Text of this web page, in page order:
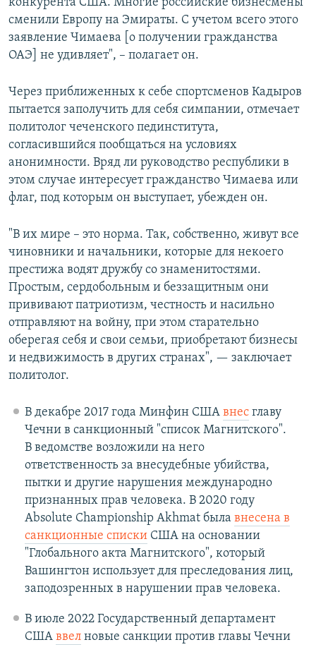
сменили Европу на Эмираты. С учетом всего этого
заявление Чимаева [о получении гражданства
ОАЭ] не удивляет", – полагает он.
Через приближенных к себе спортсменов Кадыров
пытается заполучить для себя симпании, отмечает
политолог чеченского пединститута,
согласившийся пообщаться на условиях
анонимности. Вряд ли руководство республики в
этом случае интересует гражданство Чимаева или
флаг, под которым он выступает, убежден он.
"В их мире – это норма. Так, собственно, живут все
чиновники и начальники, которые для некоего
престижа водят дружбу со знаменитостями.
Простым, сердобольным и беззащитным они
прививают патриотизм, честность и насильно
отправляют на войну, при этом старательно
оберегая себя и свои семьи, приобретают бизнесы
и недвижимость в других странах", — заключает
политолог.
В декабре 2017 года Минфин США внесглаву
Чечни в санкционный "список Магнитского".
В ведомстве возложили на него
ответственность за внесудебные убийства,
пытки и другие нарушения международно
признанных прав человека. В 2020 году
Absolute Championship Akhmat была внесена в
санкционные спискиСША на основании
"Глобального акта Магнитского", который
Вашингтон использует для преследования лиц,
заподозренных в нарушении прав человека.
В июле 2022 Государственный департамент
США ввелновые санкции против главы Чечни